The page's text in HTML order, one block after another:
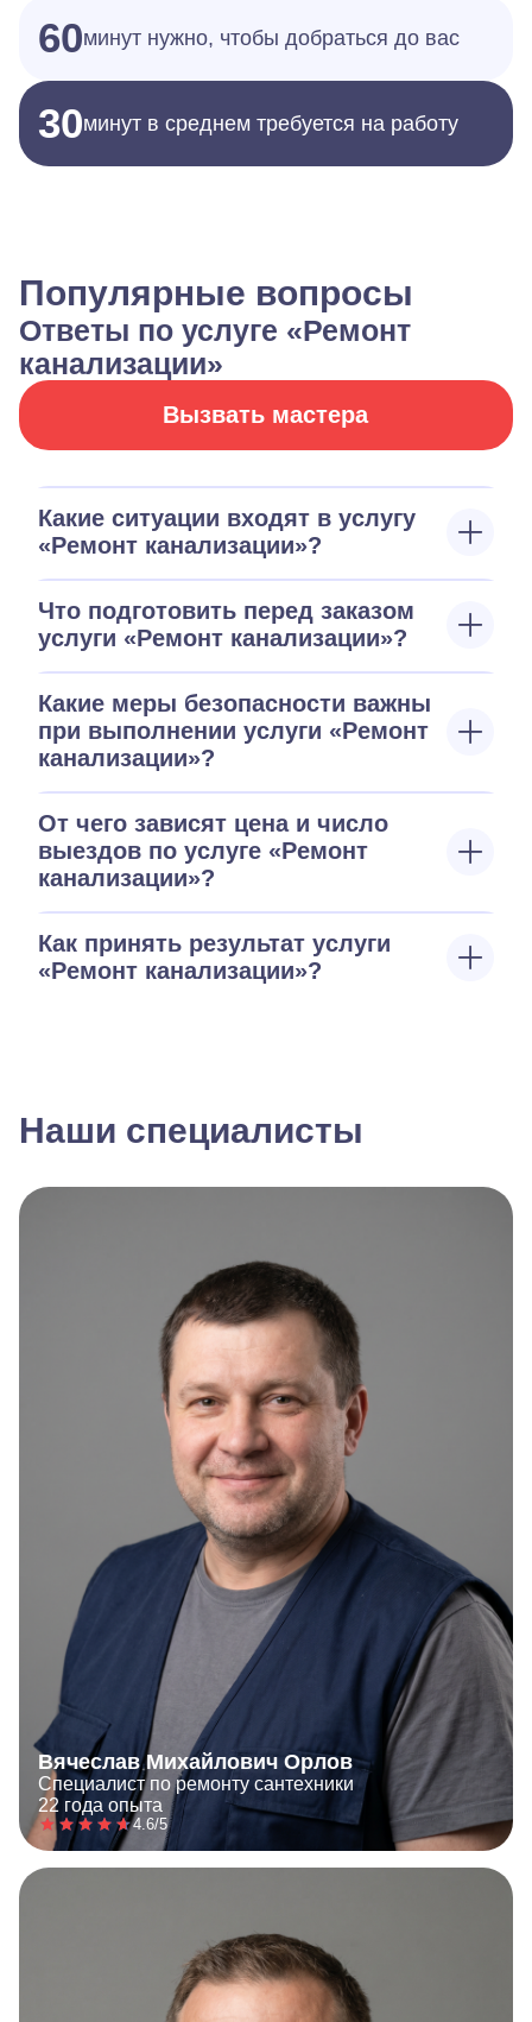
60минут нужно, чтобы добраться до вас
30минут в среднем требуется на работу
Популярные вопросы
Ответы по услуге «Ремонт
канализации»
Вызвать мастера
Какие ситуации входят в услугу
«Ремонт канализации»?
Что подготовить перед заказом
услуги «Ремонт канализации»?
Какие меры безопасности важны
при выполнении услуги «Ремонт
канализации»?
От чего зависят цена и число
выездов по услуге «Ремонт
канализации»?
Как принять результат услуги
«Ремонт канализации»?
Наши специалисты
Вячеслав Михайлович Орлов
Специалист по ремонту сантехники
22 года опыта
4.6/5